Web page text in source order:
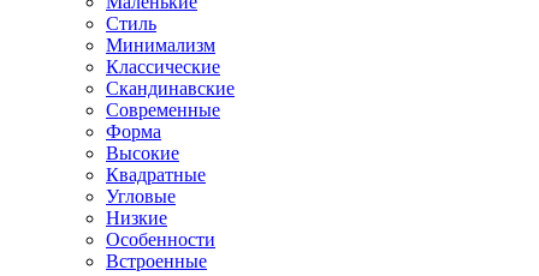
Стиль
Минимализм
Классические
Скандинавские
Современные
Форма
Высокие
Квадратные
Угловые
Низкие
Особенности
Встроенные